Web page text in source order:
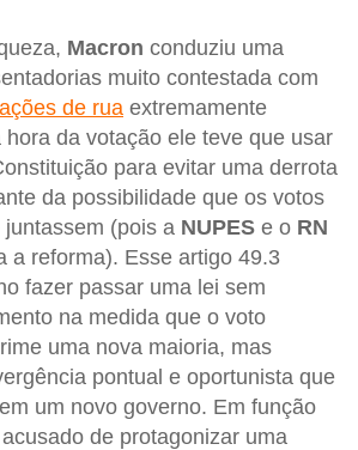
Macron conduziu uma
muito contestada com
de rua extremamente
da votação ele teve que usar
para evitar uma derrota
da possibilidade que os votos
(pois a NUPES e o RN
a reforma). Esse artigo 49.3
fazer passar uma lei sem
na medida que o voto
uma nova maioria, mas
pontual e oportunista que
um novo governo. Em função
de protagonizar uma